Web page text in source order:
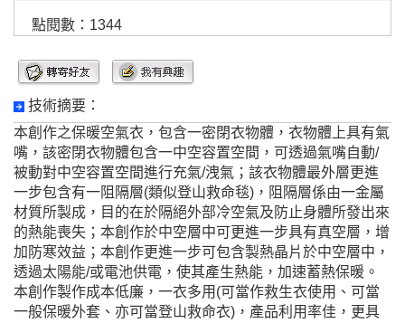
點閱數：1344
技術摘要：
本創作之保暖空氣衣，包含一密閉衣物體，衣物體上具有氣
嘴，該密閉衣物體包含一中空容置空間，可透過氣嘴自動/
被動對中空容置空間進行充氣/洩氣；該衣物體最外層更進
一步包含有一阻隔層(類似登山救命毯)，阻隔層係由一金屬
材質所製成，目的在於隔絕外部冷空氣及防止身體所發出來
的熱能喪失；本創作於中空層中可更進一步具有真空層，增
加防寒效益；本創作更進一步可包含製熱晶片於中空層中，
透過太陽能/或電池供電，使其產生熱能，加速蓄熱保暖。
本創作製作成本低廉，一衣多用(可當作救生衣使用、可當
一般保暖外套、亦可當登山救命衣)，產品利用率佳，更具